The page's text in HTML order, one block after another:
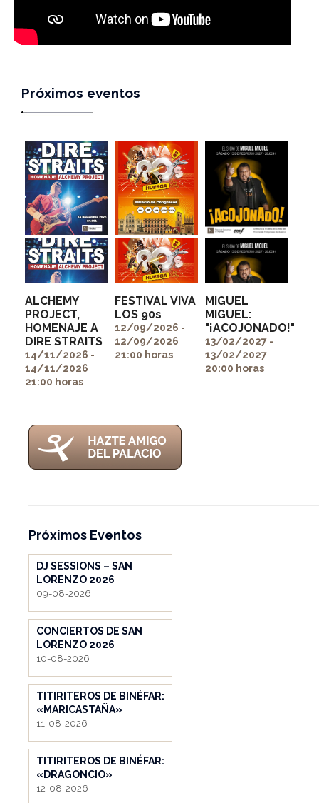
Próximos eventos
" alt=""
itemprop="image">
ALCHEMY
PROJECT,
HOMENAJE A
DIRE STRAITS
14/11/2026 -
14/11/2026
21:00 horas
" alt=""
itemprop="image">
FESTIVAL VIVA
LOS 90s
12/09/2026 -
12/09/2026
21:00 horas
" alt=""
itemprop="image">
MIGUEL
MIGUEL:
"¡ACOJONADO!"
13/02/2027 -
13/02/2027
20:00 horas
Próximos Eventos
DJ SESSIONS – SAN
LORENZO 2026
09-08-2026
CONCIERTOS DE SAN
LORENZO 2026
10-08-2026
TITIRITEROS DE BINÉFAR:
«MARICASTAÑA»
11-08-2026
TITIRITEROS DE BINÉFAR:
«DRAGONCIO»
12-08-2026